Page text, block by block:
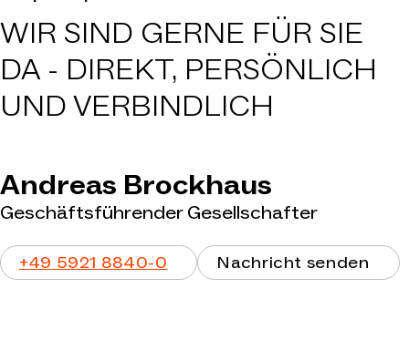
WIR SIND GERNE FÜR SIE
DA - DIREKT, PERSÖNLICH
UND VERBINDLICH
Andreas Brockhaus
Geschäftsführender Gesellschafter
Telefon
+49 5921 8840-0 Nachricht senden
Nachricht senden